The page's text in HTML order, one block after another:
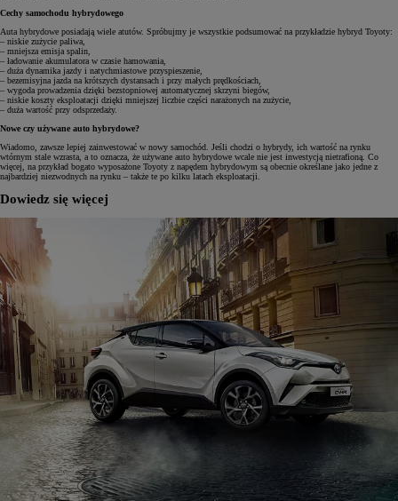
Cechy samochodu hybrydowego
Auta hybrydowe posiadają wiele atutów. Spróbujmy je wszystkie podsumować na przykładzie hybryd Toyoty:
– niskie zużycie paliwa,
– mniejsza emisja spalin,
– ładowanie akumulatora w czasie hamowania,
– duża dynamika jazdy i natychmiastowe przyspieszenie,
– bezemisyjna jazda na krótszych dystansach i przy małych prędkościach,
– wygoda prowadzenia dzięki bezstopniowej automatycznej skrzyni biegów,
– niskie koszty eksploatacji dzięki mniejszej liczbie części narażonych na zużycie,
– duża wartość przy odsprzedaży.
Nowe czy używane auto hybrydowe?
Wiadomo, zawsze lepiej zainwestować w nowy samochód. Jeśli chodzi o hybrydy, ich wartość na rynku
wtórnym stale wzrasta, a to oznacza, że używane auto hybrydowe wcale nie jest inwestycją nietrafioną. Co
więcej, na przykład bogato wyposażone Toyoty z napędem hybrydowym są obecnie określane jako jedne z
najbardziej niezwodnych na rynku – także te po kilku latach eksploatacji.
Dowiedz się więcej